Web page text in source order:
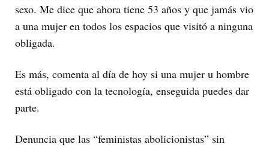
sexo. Me dice que ahora tiene 53 años y que jamás vio
a una mujer en todos los espacios que visitó a ninguna
obligada.
Es más, comenta al día de hoy si una mujer u hombre
está obligado con la tecnología, enseguida puedes dar
parte.
Denuncia que las “feministas abolicionistas” sin